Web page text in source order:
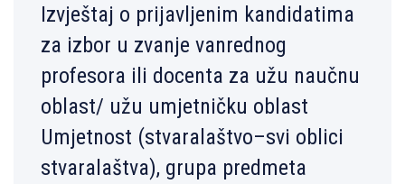
Izvještaj o prijavljenim kandidatima
za izbor u zvanje vanrednog
profesora ili docenta za užu naučnu
oblast/ užu umjetničku oblast
Umjetnost (stvaralaštvo–svi oblici
stvaralaštva), grupa predmeta